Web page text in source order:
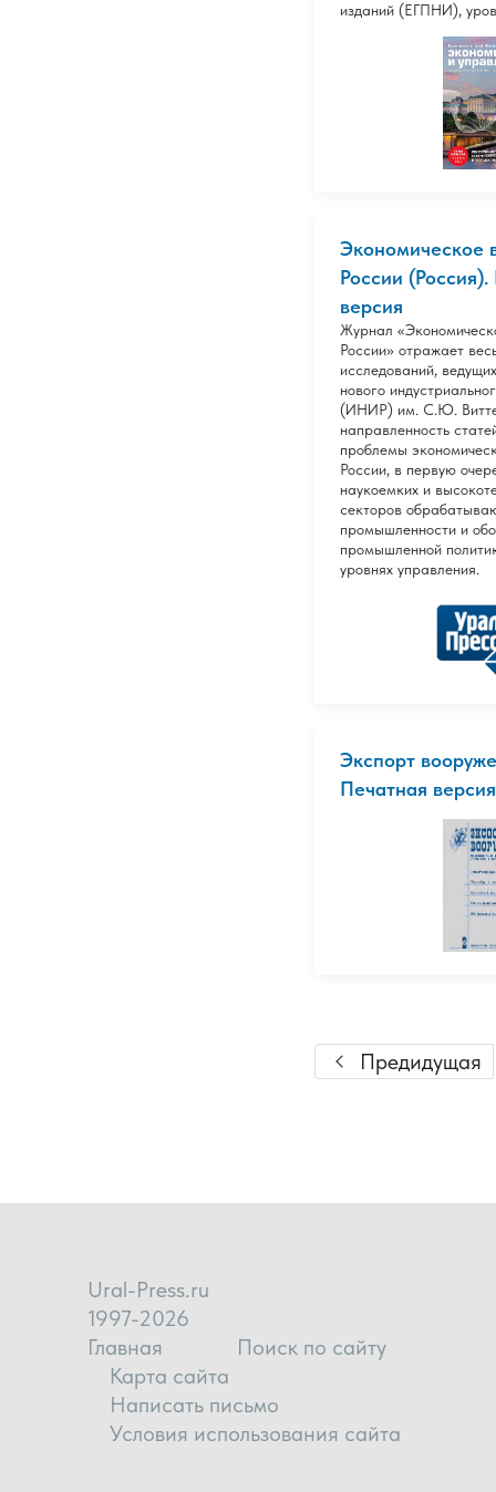
изданий (ЕГПНИ),
Экономическое
России
версия
Журнал
России» отражает
исследований,
нового
(ИНИР) им. С.Ю.
направленность
проблемы
России, в первую
наукоемких и
секторов
промышленности и
промышленной
уровнях управления.
Экспорт
Печатная версия
Предидущая
Ural-Press.ru
1997-2026
Главная
Поиск по сайту
Карта сайта
Написать письмо
Условия использования сайта